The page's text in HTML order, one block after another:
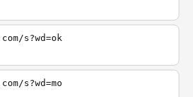
s?wd=ok
s?wd=mo